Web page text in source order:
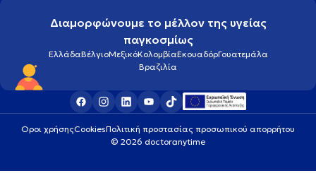
Διαμορφώνουμε το μέλλον της υγείας
παγκοσμίως
ΕλλάδαΒέλγιοΜεξικόΚολομβίαΕκουαδόρΓουατεμάλα
Βραζιλία
Οροι χρήσηςCookiesΠολιτική προστασίας προσωπικού απορρήτου
© 2026 doctoranytime